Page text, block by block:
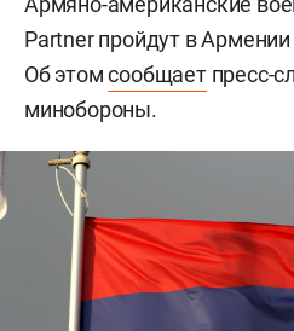
Partner пройдут в
Об этомсообщаетпресс-
минобороны.